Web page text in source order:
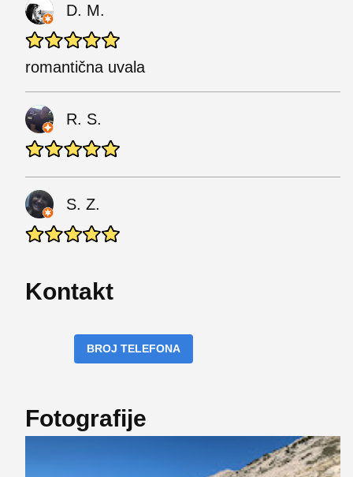
D. M.
romantična uvala
R. S.
S. Z.
Kontakt
BROJ TELEFONA
Fotografije